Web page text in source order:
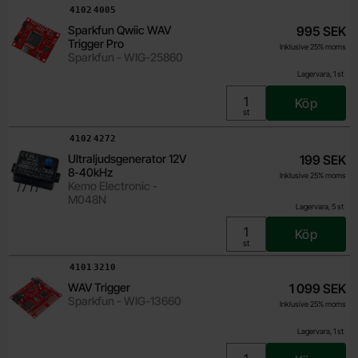
Sparkfun Qwiic WAV
Trigger Pro
Sparkfun - WIG-25860
Art. nr
4102 4005
Lagervara, 1 st
995 SEK
Inklusive 25% moms
Enhet:
st
Köp
Ultraljudsgenerator 12V
8-40kHz
Kemo Electronic -
M048N
Art. nr
4102 4272
Lagervara, 5 st
199 SEK
Inklusive 25% moms
Enhet:
st
Köp
WAV Trigger
Sparkfun - WIG-13660
Art. nr
4101 3210
Lagervara, 1 st
1 099 SEK
Inklusive 25% moms